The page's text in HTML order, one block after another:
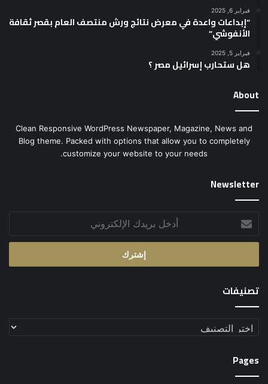
فبراير 6, 2025
“إبداعات واعدة في معرض نتائج ورش منتصف العام بقصر ثقافة
الأنفوشي”
فبراير 5, 2025
هل ستحارب إسرائيل مصر ؟
About
Clean Responsive WordPress Newspaper, Magazine, News and
Blog theme. Packed with options that allow you to completely
customize your website to your needs.
Newsletter
بريدك
الإلكتروني
تصنيفات
تصنيفات
Pages